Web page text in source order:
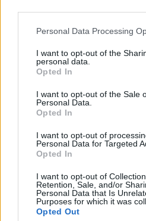
This information may also be
disclose it to other third parties.
Please note that this website/app
services and may gather and
not limited to your visit or usage
grant or deny consent to Google
consent section.
Personal Data Processing
I want to opt-out of the
personal data.
Opted In
I want to opt-out of the Sale
Personal Data.
Opted In
I want to opt-out of
Personal Data for Targeted
Opted In
I want to opt-out of
Retention, Sale, and/or
Personal Data that Is
Purposes for which it was
Opted Out
Sbrinare il freezer in pochi
Deodoranti per l’estate: le paure
Come pulire i bidoni della
cattivi odori in estate